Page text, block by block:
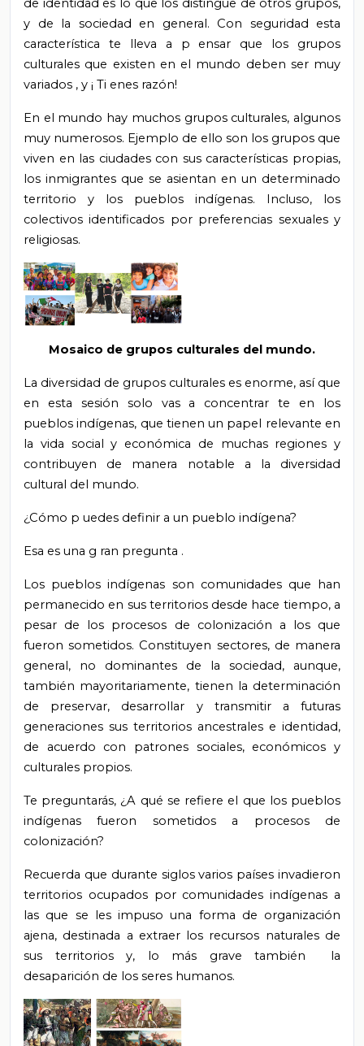
de identidad es lo que los distingue de otros grupos,
y de la sociedad en general. Con seguridad esta
característica te lleva a p ensar que los grupos
culturales que existen en el mundo deben ser muy
variados , y ¡ Ti enes razón!
En el mundo hay muchos grupos culturales, algunos
muy numerosos. Ejemplo de ello son los grupos que
viven en las ciudades con sus características propias,
los inmigrantes que se asientan en un determinado
territorio y los pueblos indígenas. Incluso, los
colectivos identificados por preferencias sexuales y
religiosas.
Mosaico de grupos culturales del mundo.
La diversidad de grupos culturales es enorme, así que
en esta sesión solo vas a concentrarte en los
pueblos indígenas, que tienen un papel relevante en
la vida social y económica de muchas regiones y
contribuyen de manera notable a la diversidad
cultural del mundo.
¿Cómo p uedes definir a un pueblo indígena?
Esa es una g ran pregunta .
Los pueblos indígenas son comunidades que han
permanecido en sus territorios desde hace tiempo, a
pesar de los procesos de colonización a los que
fueron sometidos. Constituyen sectores, de manera
general, no dominantes de la sociedad, aunque,
también mayoritariamente, tienen la determinación
de preservar, desarrollar y transmitir a futuras
generaciones sus territorios ancestrales e identidad,
de acuerdo con patrones sociales, económicos y
culturales propios.
Te preguntarás, ¿A qué se refiere el que
los pueblos
indígenas fueron sometidos a procesos de
colonización?
Recuerda que durante siglos varios países invadieron
territorios ocupados por comunidades indígenas a
las que se les impuso una forma de organización
ajena, destinada a extraer los recursos naturales de
sus territorios y, lo más grave también la
desaparición de los seres humanos.